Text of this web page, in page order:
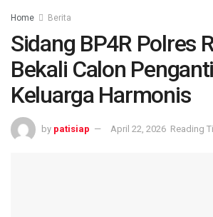
Home Berita
Sidang BP4R Polres
Bekali Calon
Keluarga Harmonis
by patisiap April 22, 2026 Reading